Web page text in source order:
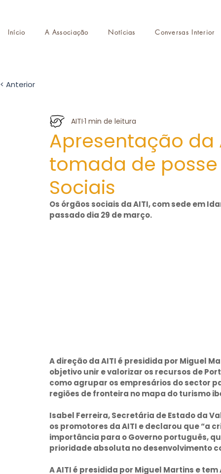
Início A Associação Notícias Conversas Interior
< Anterior
Apresentação da
tomada de
Sociais
AITI 1 min de leitura
Os órgãos sociais da AITI, com sede em
passado dia 29 de março.
A direção da AITI é presidida por Miguel
objetivo unir e valorizar os recursos de
como agrupar os empresários do sector
regiões de fronteira no mapa do turismo
Isabel Ferreira, Secretária de Estado da
os promotores da AITI e declarou que “a
importância para o Governo português,
prioridade absoluta no desenvolvimento
A AITI é presidida por Miguel Martins e